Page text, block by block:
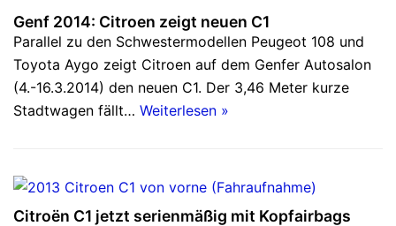
Genf 2014: Citroen zeigt neuen C1
Parallel zu den Schwestermodellen Peugeot 108 und
Toyota Aygo zeigt Citroen auf dem Genfer Autosalon
(4.-16.3.2014) den neuen C1. Der 3,46 Meter kurze
Stadtwagen fällt… Weiterlesen »
Citroën C1 jetzt serienmäßig mit Kopfairbags